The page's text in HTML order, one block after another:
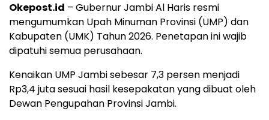
Okepost.id – Gubernur Jambi Al Haris resmi
mengumumkan Upah Minuman Provinsi (UMP) dan
Kabupaten (UMK) Tahun 2026. Penetapan ini wajib
dipatuhi semua perusahaan.
Kenaikan UMP Jambi sebesar 7,3 persen menjadi
Rp3,4 juta sesuai hasil kesepakatan yang dibuat oleh
Dewan Pengupahan Provinsi Jambi.